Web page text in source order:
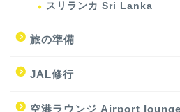
スリランカ Sri Lanka
旅の準備
JAL修行
空港ラウンジ Airport lounge